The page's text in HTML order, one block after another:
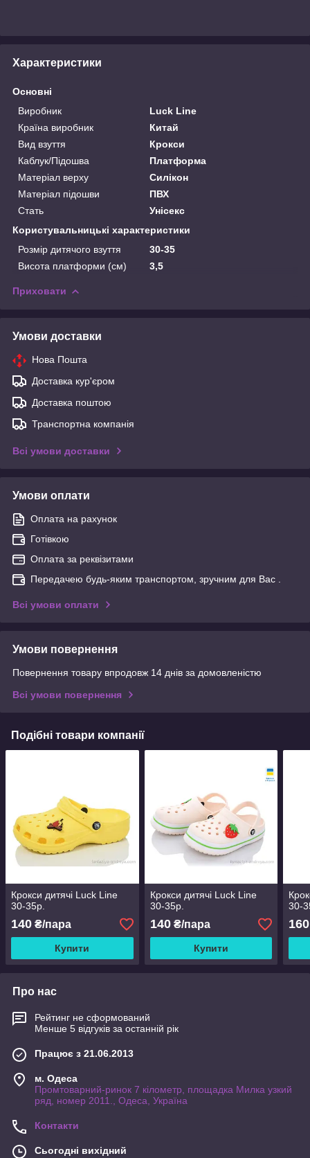
Характеристики
Основні
Виробник
Luck Line
Країна виробник
Китай
Вид взуття
Крокси
Каблук/Підошва
Платформа
Матеріал верху
Силікон
Матеріал підошви
ПВХ
Стать
Унісекс
Користувальницькі характеристики
Розмір дитячого взуття
30-35
Висота платформи (см)
3,5
Приховати
Умови доставки
Нова Пошта
Доставка кур'єром
Доставка поштою
Транспортна компанія
Всі умови доставки
Умови оплати
Оплата на рахунок
Готівкою
Оплата за реквізитами
Передачею будь-яким транспортом, зручним для Вас .
Всі умови оплати
Умови повернення
Повернення товару впродовж 14 днів за домовленістю
Всі умови повернення
Подібні товари компанії
Крокси дитячі Luck Line
30-35р.
140 ₴/пара
Купити
Крокси дитячі Luck Line
30-35р.
140₴/пара
Купити
30-
160
Про нас
Рейтинг не сформований
Менше 5 відгуків за останній рік
Працює з 21.06.2013
м. Одеса
Промтоварний-ринок 7 кілометр, площадка Милка узкий
ряд, номер 2011., Одеса, Україна
Контакти
Сьогодні вихідний